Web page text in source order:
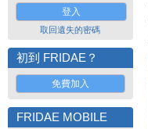
取回遺失的密碼
初到 FRIDAE？
免費加入
FRIDAE MOBILE